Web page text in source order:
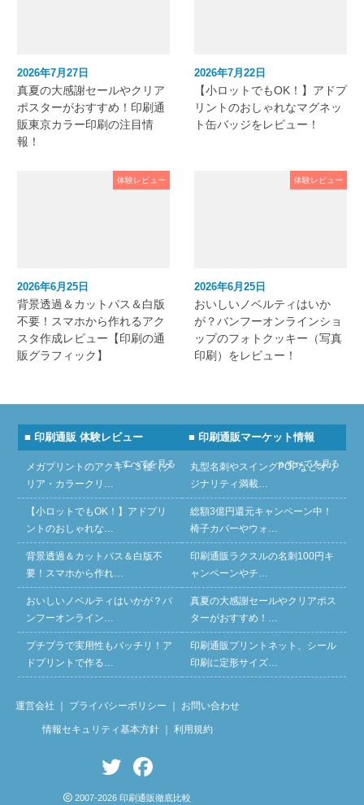
2026年7月27日
真夏の大感謝セールやクリア
ポスターがおすすめ！印刷通
販東京カラー印刷の注目情
報！
2026年7月22日
【小ロットでもOK！】アドプ
リントのおしゃれなマグネッ
ト缶バッジをレビュー！
体験レビュー
2026年6月25日
背景透過＆カットパス＆白版
不要！スマホから作れるアク
スタ作成レビュー【印刷の通
販グラフィック】
体験レビュー
2026年6月25日
おいしいノベルティはいか
が？バンフーオンラインショ
ップのフォトクッキー（写真
印刷）をレビュー！
■ 印刷通販 体験レビュー
» すべてを見る
メガプリントのアクキー３種（ク
リア・カラークリ…
【小ロットでもOK！】アドプリ
ントのおしゃれな…
背景透過＆カットパス＆白版不
要！スマホから作れ…
おいしいノベルティはいかが？バ
ンフーオンライン…
プチプラで実用性もバッチリ！ア
ドプリントで作る…
■ 印刷通販マーケット情報
» すべてを見る
丸型名刺やスイングPOPなどオリ
ジナリティ満載…
総額3億円還元キャンペーン中！
椅子カバーやウォ…
印刷通販ラクスルの名刺100円キ
ャンペーンやチ…
真夏の大感謝セールやクリアポス
ターがおすすめ！…
印刷通販プリントネット、シール
印刷に定形サイズ…
運営会社 プライバシーポリシー お問い合わせ
情報セキュリティ基本方針｜ 利用規約
2007-2026 印刷通販徹底比較